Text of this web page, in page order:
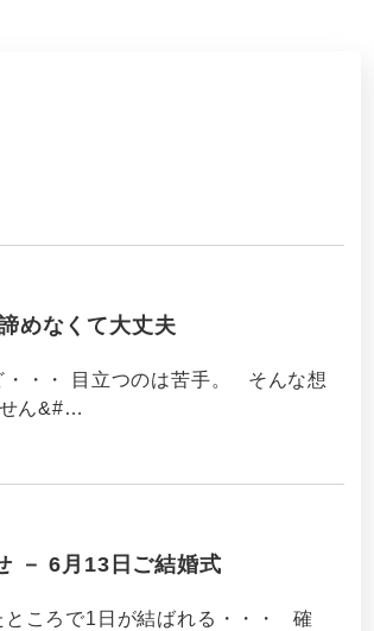
めなくて大丈夫
・・ 目立つのは苦手。 そんな想
ん&#…
－ 6月13日ご結婚式
ころで1日が結ばれる・・・ 確